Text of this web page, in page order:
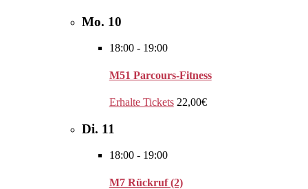
Mo. 10
18:00- 19:00
M51 Parcours-Fitness
Erhalte Tickets 22,00€
Di. 11
18:00- 19:00
M7 Rückruf (2)